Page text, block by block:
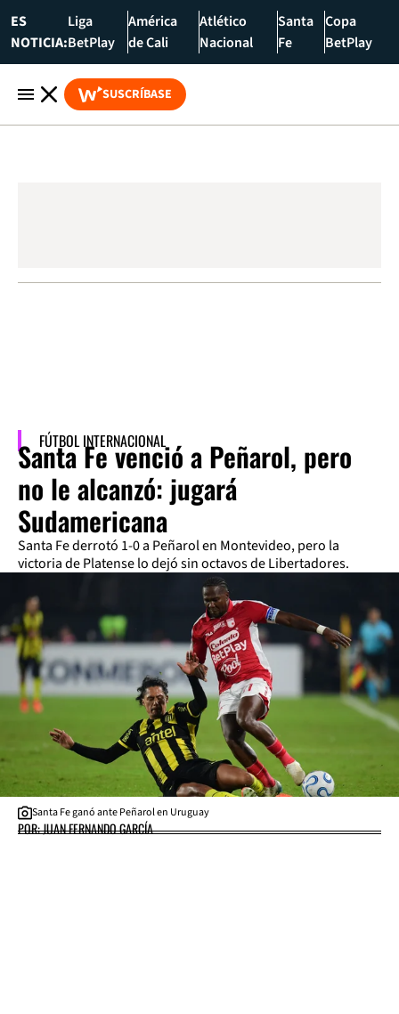
ES
NOTICIA:
Liga
BetPlay
América
de Cali
Atlético
Nacional
Santa
Fe
Copa
BetPlay
SUSCRÍBASE
FÚTBOL INTERNACIONAL
Santa Fe venció a Peñarol, pero
no le alcanzó: jugará
Sudamericana
Santa Fe derrotó 1-0 a Peñarol en Montevideo, pero la
victoria de Platense lo dejó sin octavos de Libertadores.
Santa Fe ganó ante Peñarol en Uruguay
POR: JUAN FERNANDO GARCÍA